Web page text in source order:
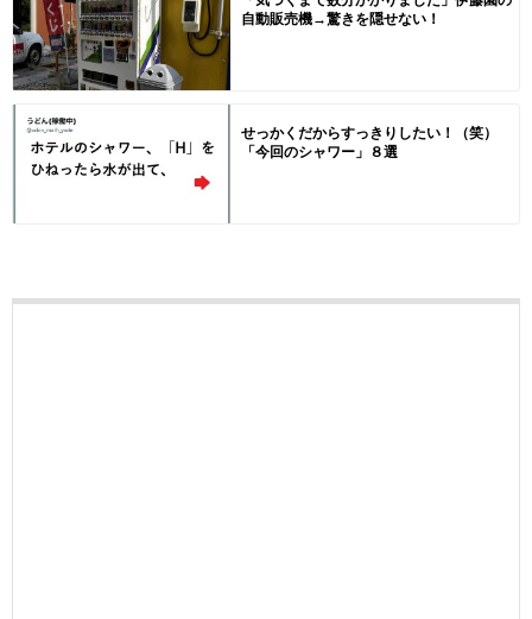
自動販売機→驚きを隠せない！
せっかくだからすっきりしたい！（笑）
「今回のシャワー」８選